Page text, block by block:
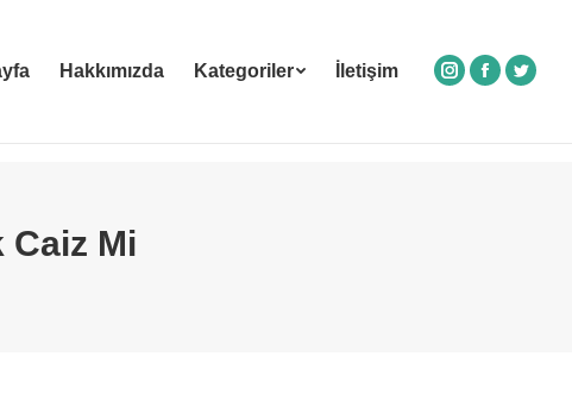
Hakkımızda Kategoriler İletişim
Instagram
Facebook
Caiz Mi